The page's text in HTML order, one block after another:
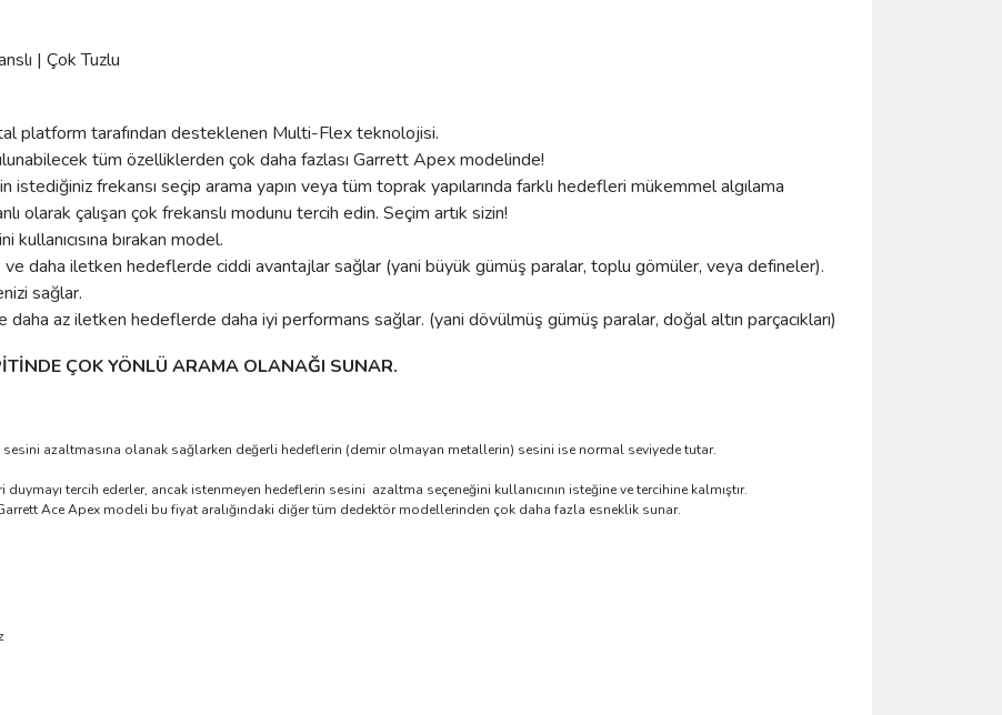
| Çok Tuzlu
platform tarafından desteklenen Multi-Flex teknolojisi.
tüm özelliklerden çok daha fazlası Garrett Apex modelinde!
frekansı seçip arama yapın veya tüm toprak yapılarında farklı hedefleri mükemmel algılama
olarak çalışan çok frekanslı modunu tercih edin. Seçim artık sizin!
bırakan model.
daha iletken hedeflerde ciddi avantajlar sağlar (yani büyük gümüş paralar, toplu gömüler, veya defineler).
sağlar.
az iletken hedeflerde daha iyi performans sağlar. (yani dövülmüş gümüş paralar, doğal altın parçacıkları)
ÇOK YÖNLÜ ARAMA OLANAĞI SUNAR.
sesini azaltmasına olanak sağlarken değerli hedeflerin (demir olmayan metallerin) sesini ise normal seviyede tutar.
tercih ederler, ancak istenmeyen hedeflerin sesini azaltma seçeneğini kullanıcının isteğine ve tercihine kalmıştır.
Ace Apex modeli bu fiyat aralığındaki diğer tüm dedektör modellerinden çok daha fazla esneklik sunar.